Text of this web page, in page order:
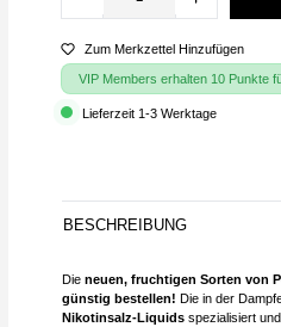
Zum Merkzettel Hinzufügen
VIP Members erhalten 10 Punkte
Lieferzeit 1-3 Werktage
BESCHREIBUNG
Die neuen, fruchtigen Sorten von
günstig bestellen! Die in der
Nikotinsalz-Liquids spezialisiert